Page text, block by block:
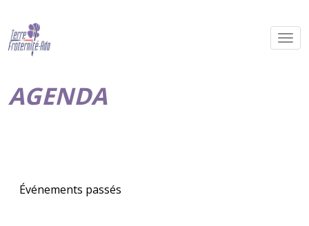
AGENDA
Événements passés